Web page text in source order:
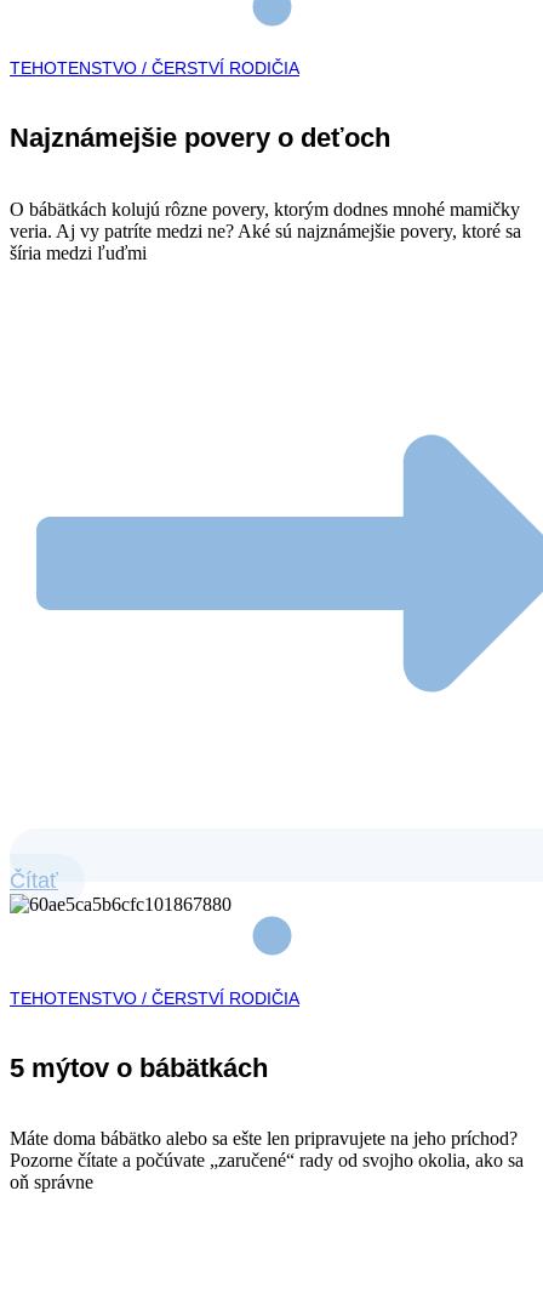
TEHOTENSTVO / ČERSTVÍ RODIČIA
Najznámejšie povery o deťoch
O bábätkách kolujú rôzne povery, ktorým dodnes mnohé mamičky
veria. Aj vy patríte medzi ne? Aké sú najznámejšie povery, ktoré sa
šíria medzi ľuďmi
Čítať
TEHOTENSTVO / ČERSTVÍ RODIČIA
5 mýtov o bábätkách
Máte doma bábätko alebo sa ešte len pripravujete na jeho príchod?
Pozorne čítate a počúvate „zaručené“ rady od svojho okolia, ako sa
oň správne